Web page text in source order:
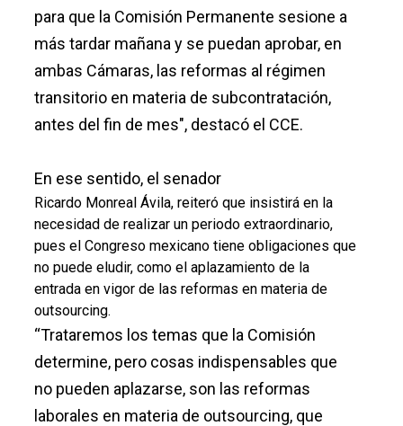
para que la Comisión Permanente sesione a
más tardar mañana y se puedan aprobar, en
ambas Cámaras, las reformas al régimen
transitorio en materia de subcontratación,
antes del fin de mes", destacó el CCE.
En ese sentido, el senador
Ricardo Monreal Ávila, reiteró que insistirá en la
necesidad de realizar un periodo extraordinario,
pues el Congreso mexicano tiene obligaciones que
no puede eludir, como el aplazamiento de la
entrada en vigor de las reformas en materia de
outsourcing.
“Trataremos los temas que la Comisión
determine, pero cosas indispensables que
no pueden aplazarse, son las reformas
laborales en materia de outsourcing, que